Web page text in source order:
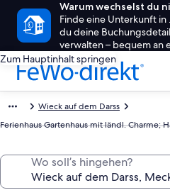
Warum wechselst du
Finde eine Unterkunft
du deine
verwalten – bequem an
Zum Hauptinhalt springen
Wieck auf dem Darss
Ferienhaus Gartenhaus mit ländl. Charme;
Wo soll’s hingehen?